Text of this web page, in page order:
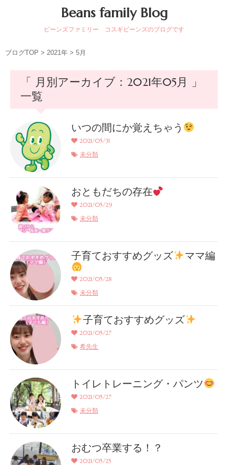
Beans family Blog
ビーンズファミリー コスギビーンズのブログです
ブログTOP > 2021年 > 5月
「 月別アーカイブ：2021年05月 」
一覧
いつの間にか覚えちゃう
2021/05/31
未分類
おともだちの存在
2021/05/29
未分類
子育ておすすめグッズ ママ編
2021/05/28
未分類
子育ておすすめグッズ
2021/05/27
希先生
トイレトレーニング・パンツ
2021/05/27
未分類
おむつ卒業する！？
2021/05/25